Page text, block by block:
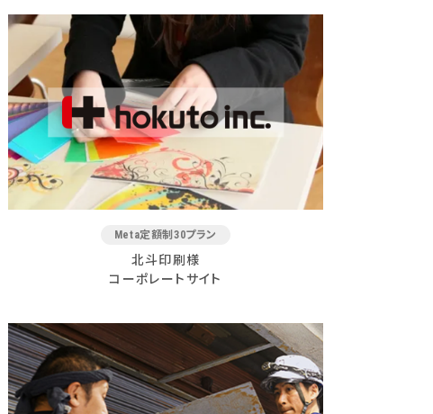
Meta定額制30プラン
北斗印刷様
コーポレートサイト